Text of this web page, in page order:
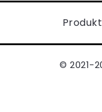
© 2021-